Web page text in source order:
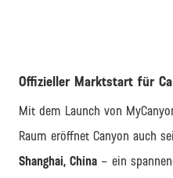
Offizieller Marktstart für
Mit dem Launch von
Raum eröffnet Canyon auch
Shanghai, China – ein